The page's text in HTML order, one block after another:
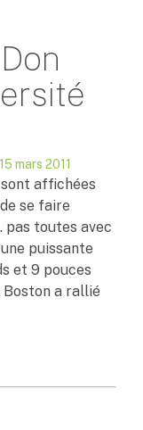
mars 2011
affichées
se faire
pas toutes avec
puissante
et 9 pouces
a rallié